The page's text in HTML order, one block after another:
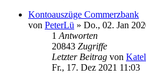
Kontoauszüge Commerzbank
von PeterLü » Do., 02. Jan
1 Antworten
20843 Zugriffe
Letzter Beitrag von Katel
Fr., 17. Dez 2021 11:03